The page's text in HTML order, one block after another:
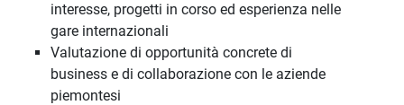
interesse, progetti in corso ed esperienza nelle
gare internazionali
Valutazione di opportunità concrete di
business e di collaborazione con le aziende
piemontesi